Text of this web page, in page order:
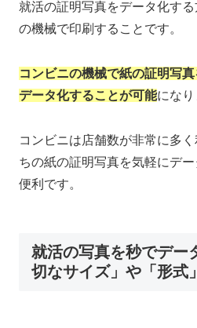
就活の証明写真をデータ化す
の機械で印刷することです。
コンビニの機械で紙の証明写真
データ化することが可能になり
コンビニは店舗数が非常に多
ちの紙の証明写真を気軽にデ
便利です。
就活の写真を秒でデー
切なサイズ」や「形式